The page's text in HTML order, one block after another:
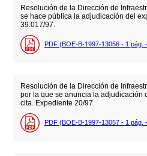
Resolución de la Dirección de
se hace pública la adjudicación del
39.017/97.
PDF (BOE-B-1997-13056 - 1 pág.
Resolución de la Dirección de
por la que se anuncia la adjudicación
cita. Expediente 20/97.
PDF (BOE-B-1997-13057 - 1 pág.